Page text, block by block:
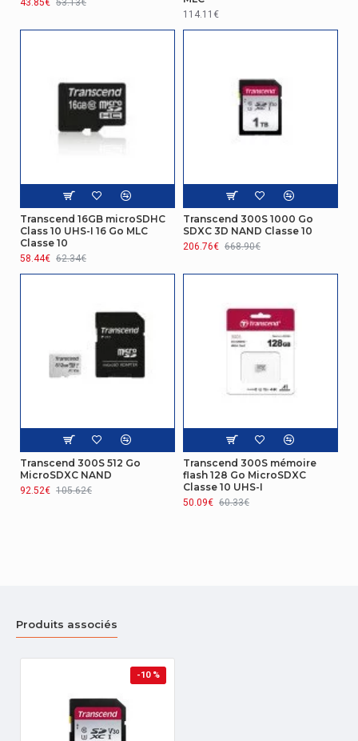
Design
43.85€ 53.13€
114.11€
Transcend 16GB microSDHC
Class 10 UHS-I 16 Go MLC
Classe 10
58.44€ 62.34€
Transcend 300S 1000 Go
SDXC 3D NAND Classe 10
206.76€ 668.90€
Transcend 300S 512 Go
MicroSDXC NAND
92.52€ 105.62€
Transcend 300S mémoire
flash 128 Go MicroSDXC
Classe 10 UHS-I
50.09€ 60.33€
Produits associés
-10 %